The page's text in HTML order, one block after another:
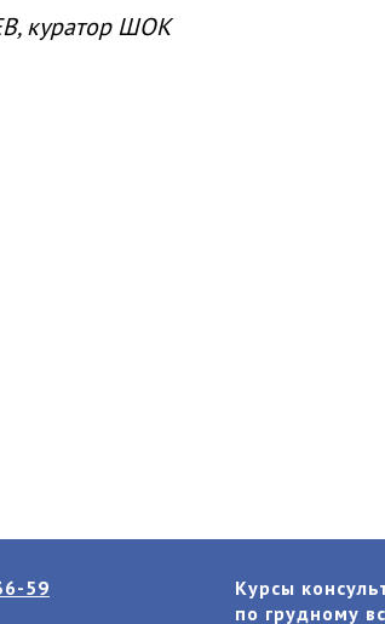
куратор ШОК
59
Курсы
по грудному